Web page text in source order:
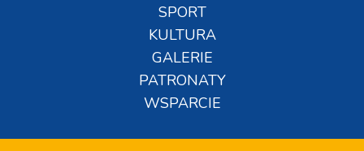
SPORT
KULTURA
GALERIE
PATRONATY
WSPARCIE